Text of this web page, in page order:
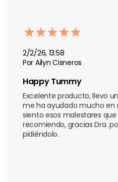
2/2/26, 13:58
Por Ailyn Cisneros
Happy Tummy
Excelente producto, llevo
me ha ayudado mucho en
siento esos malestares
recomiendo, gracias Dra.
pidiéndolo.